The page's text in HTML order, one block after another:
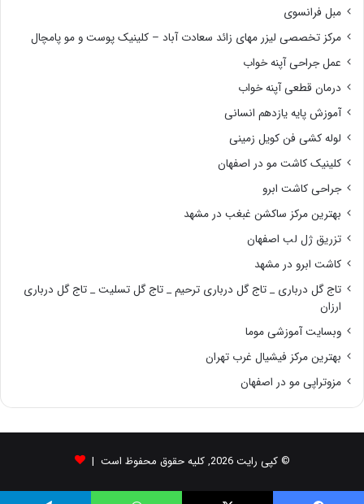
مبل فرانسوی
مرکز تخصصی لیزر مهای زائد سعادت آباد – کلینیک پوست و مو پامچال
عمل جراحی آپنه خواب
درمان قطعی آپنه خواب
آموزش پایه یازدهم انسانی
لوله کشی فن کویل زمینی
کلینیک کاشت مو در اصفهان
جراحی کاشت ابرو
بهترین مرکز ساکشن غبغب در مشهد
تزریق ژل لب اصفهان
کاشت ابرو در مشهد
تاج گل درباری _ تاج گل درباری ترحیم _ تاج گل تسلیت _ تاج گل درباری
ارزان
وبسایت آموزشی موما
بهترین مرکز فیشیال غرب تهران
مزوتراپی مو در اصفهان
© کپی رایت 2026, کلیه حقوق محفوظ است |